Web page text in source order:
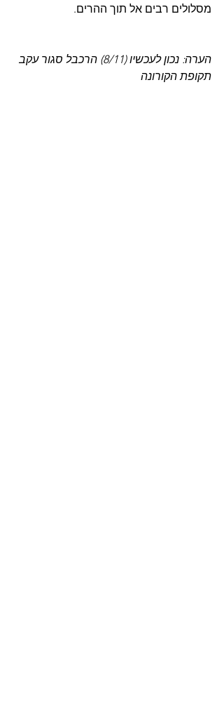
מסלולים רבים אל תוך ההרים.
הערה: נכון לעכשיו (8/11) הרכבל סגור עקב
תקופת הקורונה